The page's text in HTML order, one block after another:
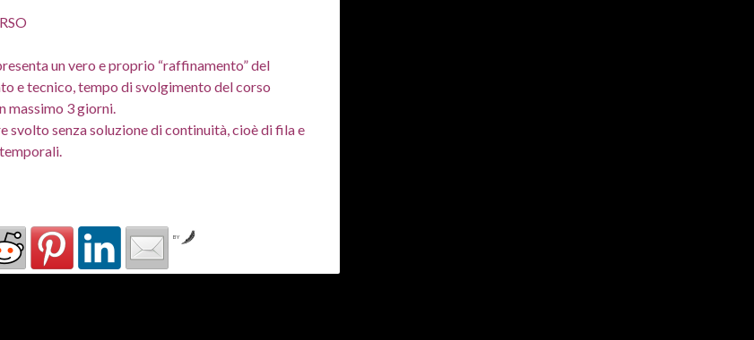
un vero e proprio “raffinamento” del
e tecnico, tempo di svolgimento del corso
massimo 3 giorni.
svolto senza soluzione di continuità, cioè di fila e
by